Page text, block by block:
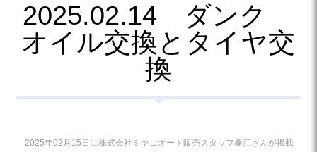
2025.02.14 ダンク
オイル交換とタイヤ交
換
2025年02月15日に株式会社ミヤコオート販売スタッフ桑江さんが掲載